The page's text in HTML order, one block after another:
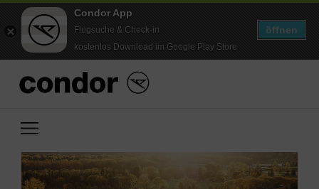
Condor App
Flugsuche & Check-in
kostenlos Download im Google Play Store
öffnen